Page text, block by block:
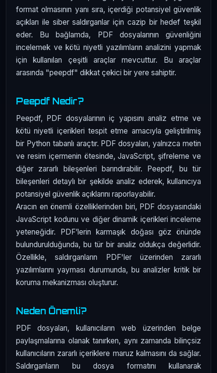
format olmasının yanı sıra, içerdiği potansiyel güvenlik
açıkları ile siber saldırganlar için cazip bir hedef teşkil
eder. Bu bağlamda, PDF dosyalarının güvenliğini
incelemek ve kötü niyetli yazılımların analizini yapmak
için kullanılan çeşitli araçlar mevcuttur. Bu araçlar
arasında "peepdf" dikkat çekici bir yere sahiptir.
Peepdf Nedir?
Peepdf, PDF dosyalarının iç yapısını analiz etme ve
kötü niyetli içerikleri tespit etme amacıyla geliştirilmiş
bir Python tabanlı araçtır. PDF dosyaları, yalnızca metin
ve resim içermenin ötesinde, JavaScript, şifreleme ve
diğer zararlı bileşenleri barındırabilir. Peepdf, bu tür
bileşenleri detaylı bir şekilde analiz ederek, kullanıcıya
potansiyel güvenlik açıklarını raporlayabilir.
Aracın en önemli özelliklerinden biri, PDF dosyasındaki
JavaScript kodunu ve diğer dinamik içerikleri inceleme
yeteneğidir. PDF’lerin karmaşık doğası göz önünde
bulundurulduğunda, bu tür bir analiz oldukça değerlidir.
Özellikle, saldırganların PDF'ler üzerinden zararlı
yazılımlarını yayması durumunda, bu analizler kritik bir
koruma mekanizması oluşturur.
Neden Önemli?
PDF dosyaları, kullanıcıların web üzerinden belge
paylaşmalarına olanak tanırken, aynı zamanda bilinçsiz
kullanıcıların zararlı içeriklere maruz kalmasını da sağlar.
Saldırganların bu dosya formatını kullanarak